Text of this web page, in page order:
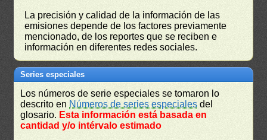
La precisión y calidad de la información de las
emisiones depende de los factores previamente
mencionado, de los reportes que se reciben e
información en diferentes redes sociales.
Series especiales
Los números de serie especiales se tomaron lo
descrito en Números de series especiales del
glosario. Esta información está basada en
cantidad y/o intérvalo estimado